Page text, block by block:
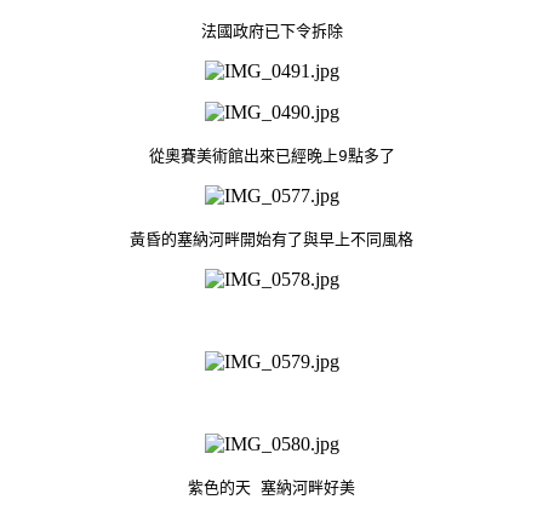
法國政府已下令拆除
從奧賽美術館出來已經晚上9點多了
黃昏的塞納河畔開始有了與早上不同風格
紫色的天 塞納河畔好美